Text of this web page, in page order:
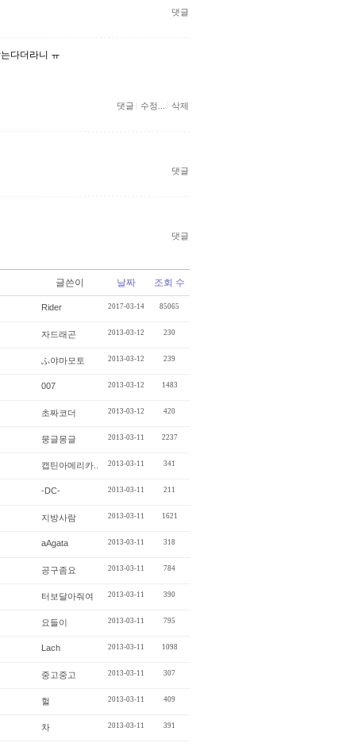
댓글
다더라니 ㅠ
댓글 수정... 삭제
댓글
댓글
글쓴이 날짜 조회 수
Rider 2017-03-14 85065
자드래곤 2013-03-12 230
ふ야마모토 2013-03-12 239
007 2013-03-12 1483
초짜코더 2013-03-12 420
뭉글몽글 2013-03-11 2237
캡틴아메리카.. 2013-03-11 341
-DC- 2013-03-11 211
지방사람 2013-03-11 1621
aAgata 2013-03-11 318
공구좀요 2013-03-11 784
터보달아줘여 2013-03-11 390
요들이 2013-03-11 795
Lach 2013-03-11 1098
중고중고 2013-03-11 307
헐 2013-03-11 409
차 2013-03-11 391